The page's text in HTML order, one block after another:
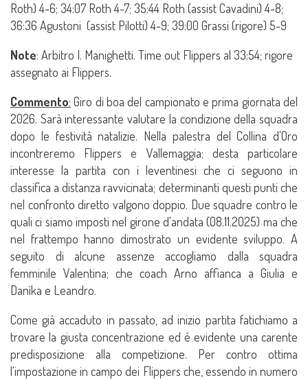
Roth) 4-6; 34:07 Roth 4-7; 35:44 Roth (assist Cavadini) 4-8;
36:36 Agustoni (assist Pilotti) 4-9; 39:00 Grassi (rigore) 5-9
Note: Arbitro I. Manighetti. Time out Flippers al 33:54; rigore
assegnato ai Flippers.
Commento: Giro di boa del campionato e prima giornata del
2026. Sarà interessante valutare la condizione della squadra
dopo le festività natalizie. Nella palestra del Collina d'Oro
incontreremo Flippers e Vallemaggia; desta particolare
interesse la partita con i leventinesi che ci seguono in
classifica a distanza ravvicinata; determinanti questi punti che
nel confronto diretto valgono doppio. Due squadre contro le
quali ci siamo imposti nel girone d'andata (08.11.2025) ma che
nel frattempo hanno dimostrato un evidente sviluppo. A
seguito di alcune assenze accogliamo dalla squadra
femminile Valentina; che coach Arno affianca a Giulia e
Danìka e Leandro.
Come già accaduto in passato, ad inizio partita fatichiamo a
trovare la giusta concentrazione ed é evidente una carente
predisposizione alla competizione. Per contro ottima
l'impostazione in campo dei Flippers che, essendo in numero